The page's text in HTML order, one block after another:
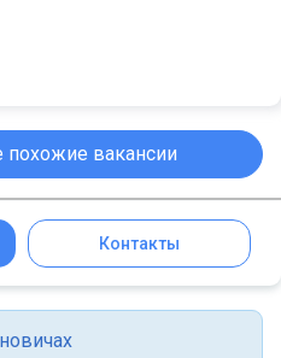
похожие вакансии
Контакты